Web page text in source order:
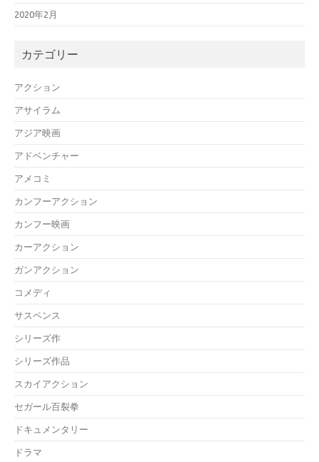
2020年2月
カテゴリー
アクション
アサイラム
アジア映画
アドベンチャー
アメコミ
カンフーアクション
カンフー映画
カーアクション
ガンアクション
コメディ
サスペンス
シリーズ作
シリーズ作品
スカイアクション
セガール百裂拳
ドキュメンタリー
ドラマ